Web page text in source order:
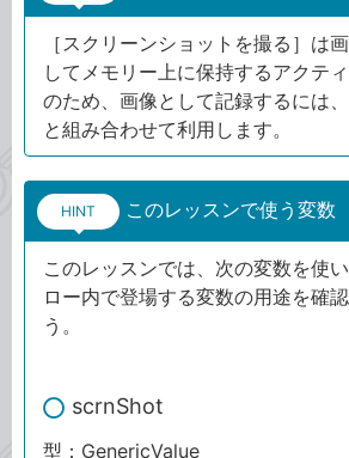
［スクリーンショットを撮る］は
してメモリー上に保持するアクテ
のため、画像として記録するには、
と組み合わせて利用します。
HINT このレッスンで使う変数
このレッスンでは、次の変数を使
ロー内で登場する変数の用途を確
う。
scrnShot
型：GenericValue